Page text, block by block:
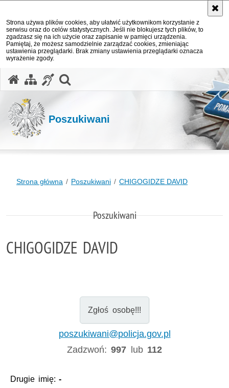
Strona używa plików cookies, aby ułatwić użytkownikom korzystanie z
serwisu oraz do celów statystycznych. Jeśli nie blokujesz tych plików, to
zgadzasz się na ich użycie oraz zapisanie w pamięci urządzenia.
Pamiętaj, że możesz samodzielnie zarządzać cookies, zmieniając
ustawienia przeglądarki. Brak zmiany ustawienia przeglądarki oznacza
wyrażenie zgody.
Poszukiwani
Strona główna Poszukiwani CHIGOGIDZE DAVID
Poszukiwani
CHIGOGIDZE DAVID
Zgłoś osobę!!!
poszukiwani@policja.gov.pl
Zadzwoń:997 lub 112
Drugie imię:-